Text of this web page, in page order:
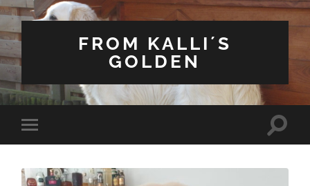
FROM KALLI´S
GOLDEN
Mobile-
Menü